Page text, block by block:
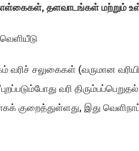
தளவாடங்கள் மற்றும்
சலுகைகள் (வருமான
வரி
குறைத்துள்ளது, இது